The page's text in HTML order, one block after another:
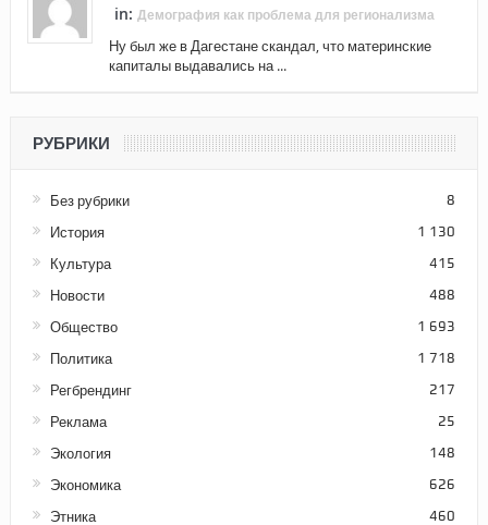
in: Демография как проблема для регионализма
Ну был же в Дагестане скандал, что материнские
капиталы выдавались на ...
РУБРИКИ
Без рубрики 8
История 1 130
Культура 415
Новости 488
Общество 1 693
Политика 1 718
Регбрендинг 217
Реклама 25
Экология 148
Экономика 626
Этника 460